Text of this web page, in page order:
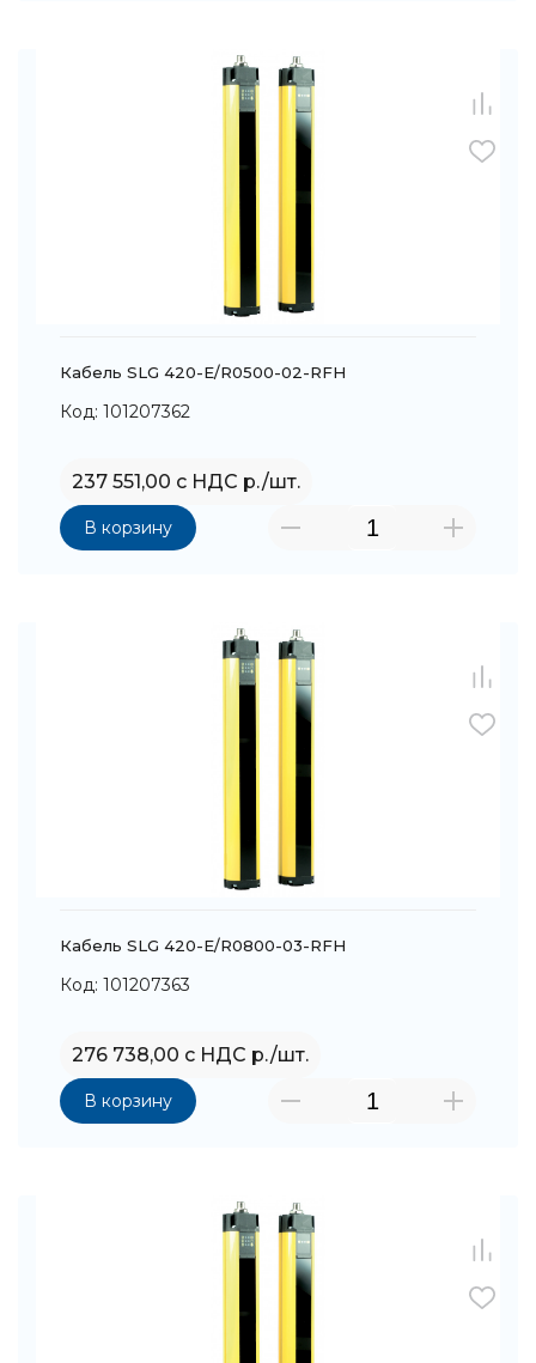
Кабель SLG 420-E/R0500-02-RFH
Код: 101207362
237 551,00 с НДС р./шт.
В корзину
Кабель SLG 420-E/R0800-03-RFH
Код: 101207363
276 738,00 с НДС р./шт.
В корзину